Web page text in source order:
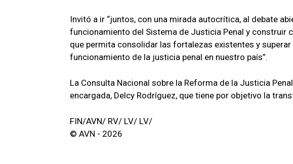
Invitó a ir “juntos, con una mirada autocrítica, al debate
funcionamiento del Sistema de Justicia Penal y construir
que permita consolidar las fortalezas existentes y
funcionamiento de la justicia penal en nuestro país”.
La Consulta Nacional sobre la Reforma de la Justicia
encargada, Delcy Rodríguez, que tiene por objetivo la
FIN/AVN/ RV/ LV/ LV/
© AVN - 2026